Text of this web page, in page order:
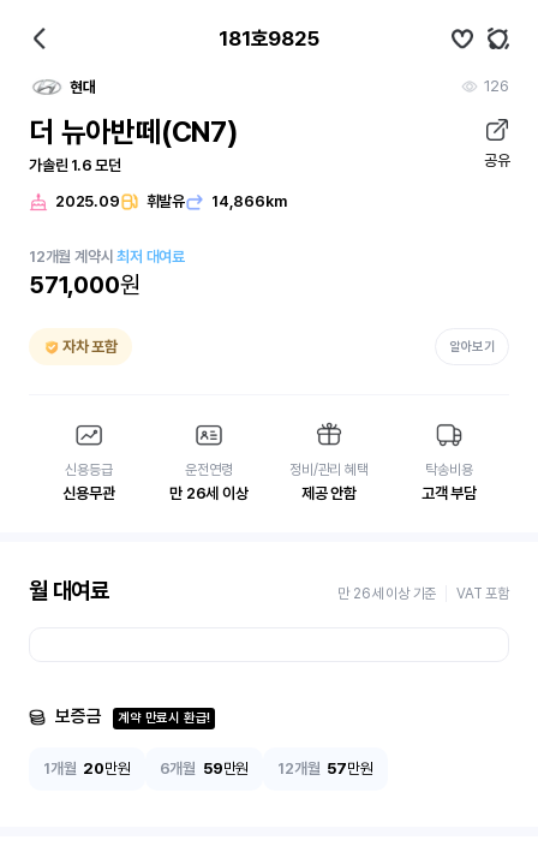
181호9825
현대 126
더 뉴아반떼(CN7)
가솔린 1.6 모던 공유
2025.09 휘발유 14,866km
12개월 계약시최저 대여료
571,000원
자차 포함 알아보기
신용등급
신용무관
운전연령
만 26세 이상
정비/관리 혜택
제공 안함
탁송비용
고객 부담
월 대여료 만 26세 이상 기준 VAT 포함
보증금 계약 만료시 환급!
1개월 20만원 6개월 59만원 12개월 57만원